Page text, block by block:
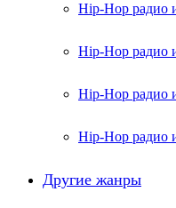
Hip-Hop радио
Hip-Hop радио
Hip-Hop радио
Hip-Hop радио
Другие жанры